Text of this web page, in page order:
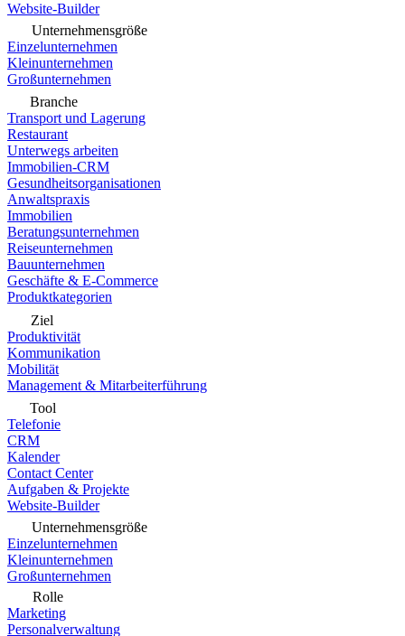
Website-Builder
Unternehmensgröße
Einzelunternehmen
Kleinunternehmen
Großunternehmen
Branche
Transport und Lagerung
Restaurant
Unterwegs arbeiten
Immobilien-CRM
Gesundheitsorganisationen
Anwaltspraxis
Immobilien
Beratungsunternehmen
Reiseunternehmen
Bauunternehmen
Geschäfte & E-Commerce
Produktkategorien
Ziel
Produktivität
Kommunikation
Mobilität
Management & Mitarbeiterführung
Tool
Telefonie
CRM
Kalender
Contact Center
Aufgaben & Projekte
Website-Builder
Unternehmensgröße
Einzelunternehmen
Kleinunternehmen
Großunternehmen
Rolle
Marketing
Personalverwaltung